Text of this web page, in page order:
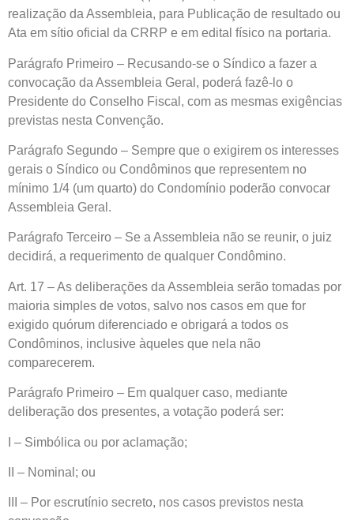
realização da Assembleia, para Publicação de resultado ou
Ata em sítio oficial da CRRP e em edital físico na portaria.
Parágrafo Primeiro – Recusando-se o Síndico a fazer a
convocação da Assembleia Geral, poderá fazê-lo o
Presidente do Conselho Fiscal, com as mesmas exigências
previstas nesta Convenção.
Parágrafo Segundo – Sempre que o exigirem os interesses
gerais o Síndico ou Condôminos que representem no
mínimo 1/4 (um quarto) do Condomínio poderão convocar
Assembleia Geral.
Parágrafo Terceiro – Se a Assembleia não se reunir, o juiz
decidirá, a requerimento de qualquer Condômino.
Art. 17 – As deliberações da Assembleia serão tomadas por
maioria simples de votos, salvo nos casos em que for
exigido quórum diferenciado e obrigará a todos os
Condôminos, inclusive àqueles que nela não
comparecerem.
Parágrafo Primeiro – Em qualquer caso, mediante
deliberação dos presentes, a votação poderá ser:
I – Simbólica ou por aclamação;
II – Nominal; ou
III – Por escrutínio secreto, nos casos previstos nesta